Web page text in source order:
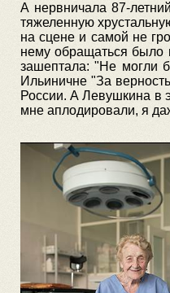
А нервничала 87-
тяжеленную
на сцене и самой не
нему обращаться было
зашептала: "Не могли
Ильиничне "За
России. А Левушкина в
мне аплодировали, я